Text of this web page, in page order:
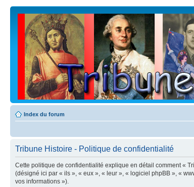
Index du forum
Tribune Histoire - Politique de confidentialité
Cette politique de confidentialité explique en détail comment «
(désigné ici par « ils », « eux », « leur », « logiciel phpBB », «
vos informations »).